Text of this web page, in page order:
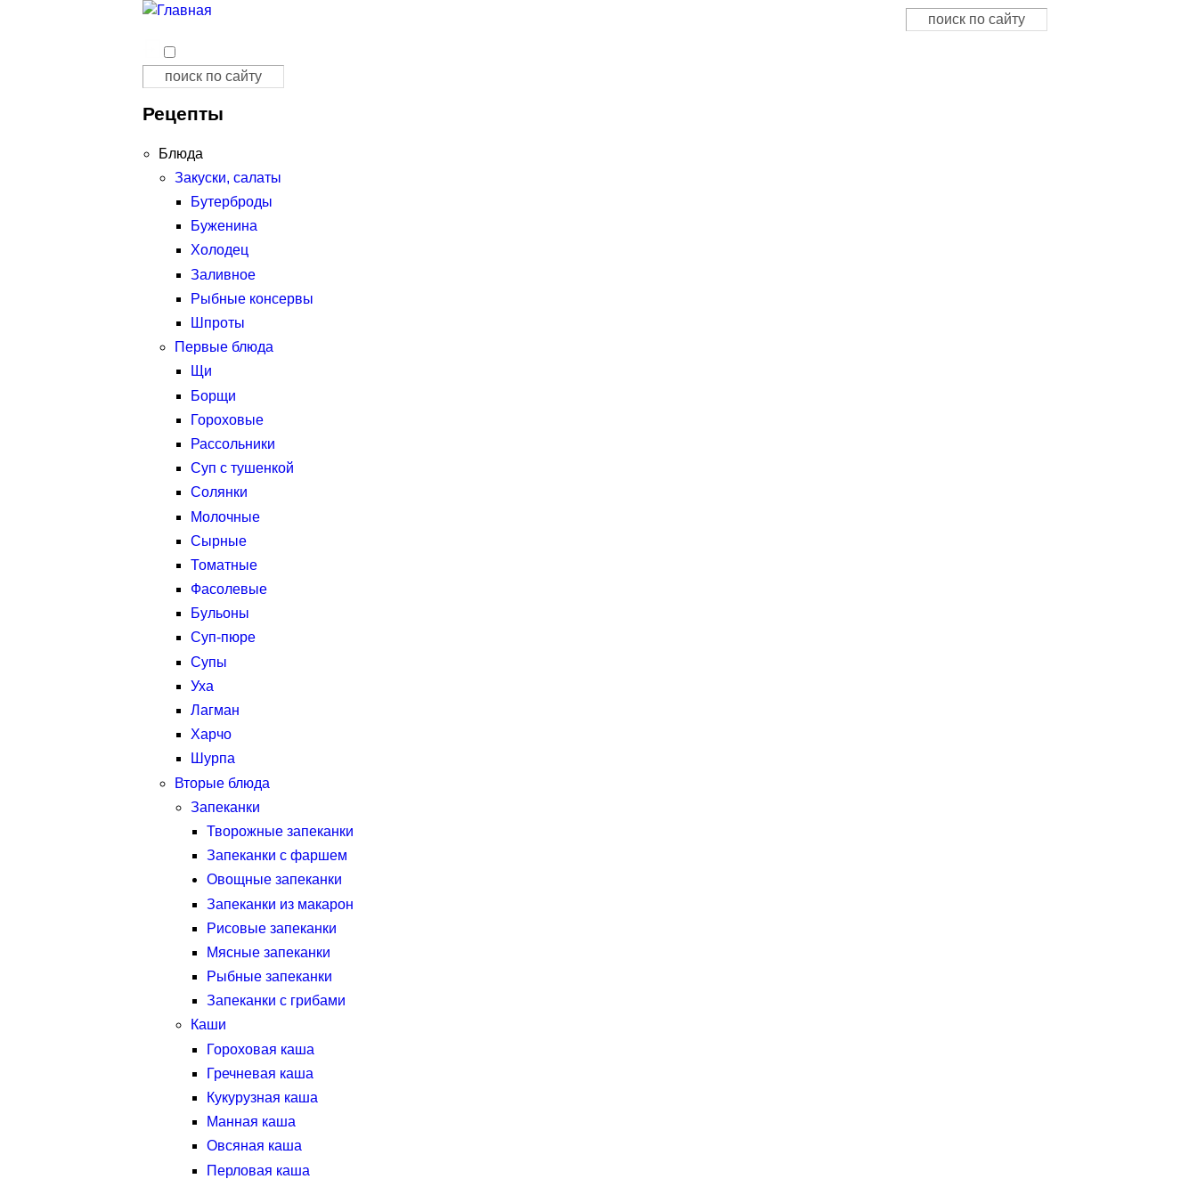
Форма поиска
Поиск
Форма поиска
Поиск
Рецепты
Блюда
Закуски, салаты
Бутерброды
Буженина
Холодец
Заливное
Рыбные консервы
Шпроты
Первые блюда
Щи
Борщи
Гороховые
Рассольники
Суп с тушенкой
Солянки
Молочные
Сырные
Томатные
Фасолевые
Бульоны
Суп-пюре
Супы
Уха
Лагман
Харчо
Шурпа
Вторые блюда
Запеканки
Творожные запеканки
Запеканки с фаршем
Овощные запеканки
Запеканки из макарон
Рисовые запеканки
Мясные запеканки
Рыбные запеканки
Запеканки с грибами
Каши
Гороховая каша
Гречневая каша
Кукурузная каша
Манная каша
Овсяная каша
Перловая каша